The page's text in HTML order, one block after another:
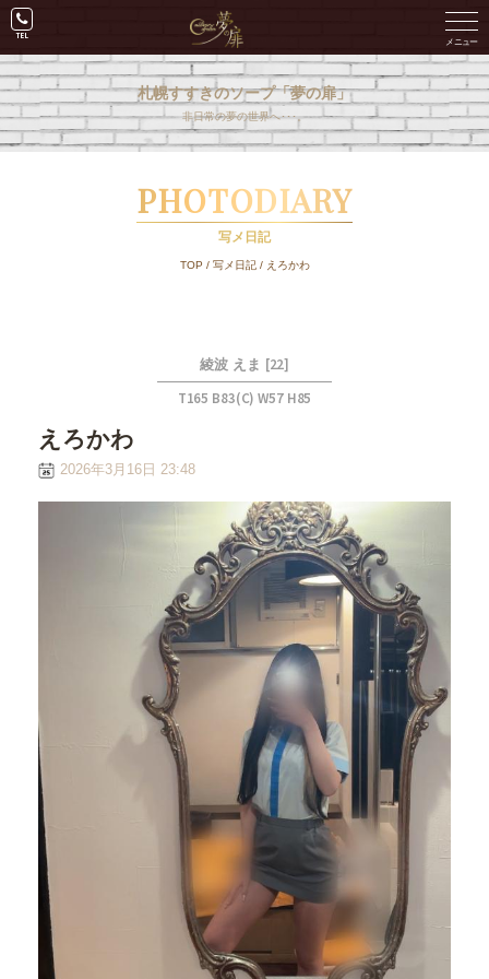
札幌すすきのソープ「夢の扉」
非日常の夢の世界へ･･･。
PHOTODIARY
写メ日記
TOP / 写メ日記/ えろかわ
綾波 えま [22]
T165 B83(C) W57 H85
えろかわ
2026年3月16日 23:48